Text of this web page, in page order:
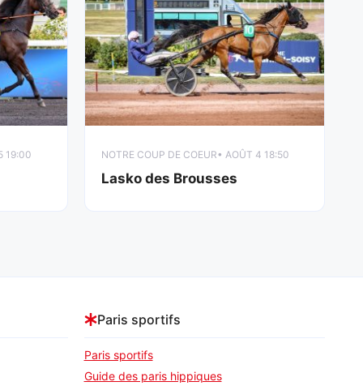
19:00 NOTRE COUP DE COEUR• AOÛT 4 18:50
Lasko des Brousses
Paris sportifs
Paris sportifs
Guide des paris hippiques